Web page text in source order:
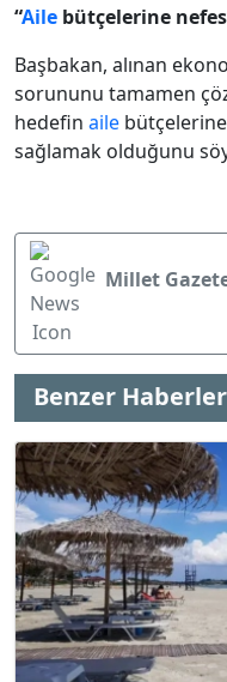
“Aile bütçelerine
Başbakan, alınan
sorununu tamamen
hedefin aile
sağlamak olduğunu
Millet
Benzer Haberler